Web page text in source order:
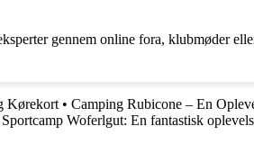
gennem online fora, klubmøder
Kørekort• Camping Rubicone – En
Sportcamp Woferlgut: En fantastisk